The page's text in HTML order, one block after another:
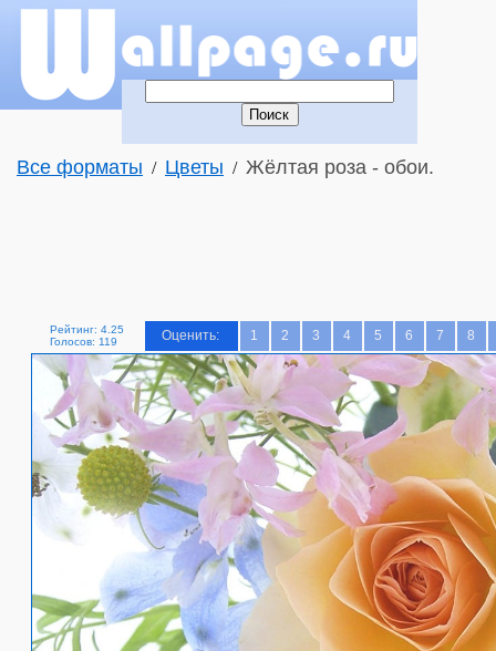
Все форматы / Цветы / Жёлтая роза - обои.
Рейтинг: 4.25
Голосов: 119
Оценить: 1 2 3 4 5 6 7 8